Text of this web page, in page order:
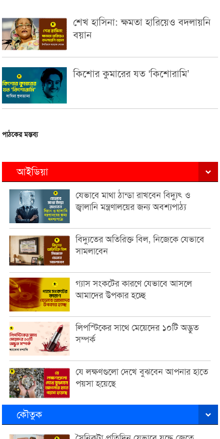
শেখ হাসিনা: ক্ষমতা হারিয়েও বদলায়নি
বয়ান
কিশোর কুমারের যত ‘কিশোরামি’
পাঠকের মন্তব্য
আইডিয়া
যেভাবে মাথা ঠান্ডা রাখবেন বিদ্যুৎ ও
জ্বালানি মন্ত্রণালয়ের জন্য অবশ্যপাঠ্য
বিদ্যুতের অতিরিক্ত বিল, নিজেকে যেভাবে
সামলাবেন
গ্যাস সংকটের কারণে যেভাবে আসলে
আমাদের উপকার হচ্ছে
লিপস্টিকের সাথে মেয়েদের ১০টি অদ্ভুত
সম্পর্ক
যে লক্ষণগুলো দেখে বুঝবেন আপনার হাতে
পয়সা হয়েছে
কৌতুক